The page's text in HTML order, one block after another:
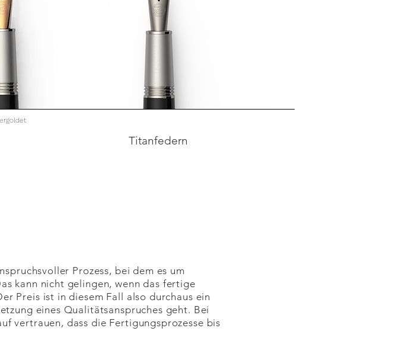
Titanfedern
Prozess, bei dem es um
kann nicht gelingen, wenn das fertige
Preis ist in diesem Fall also durchaus ein
eines Qualitätsanspruches geht. Bei
vertrauen, dass die Fertigungsprozesse bis